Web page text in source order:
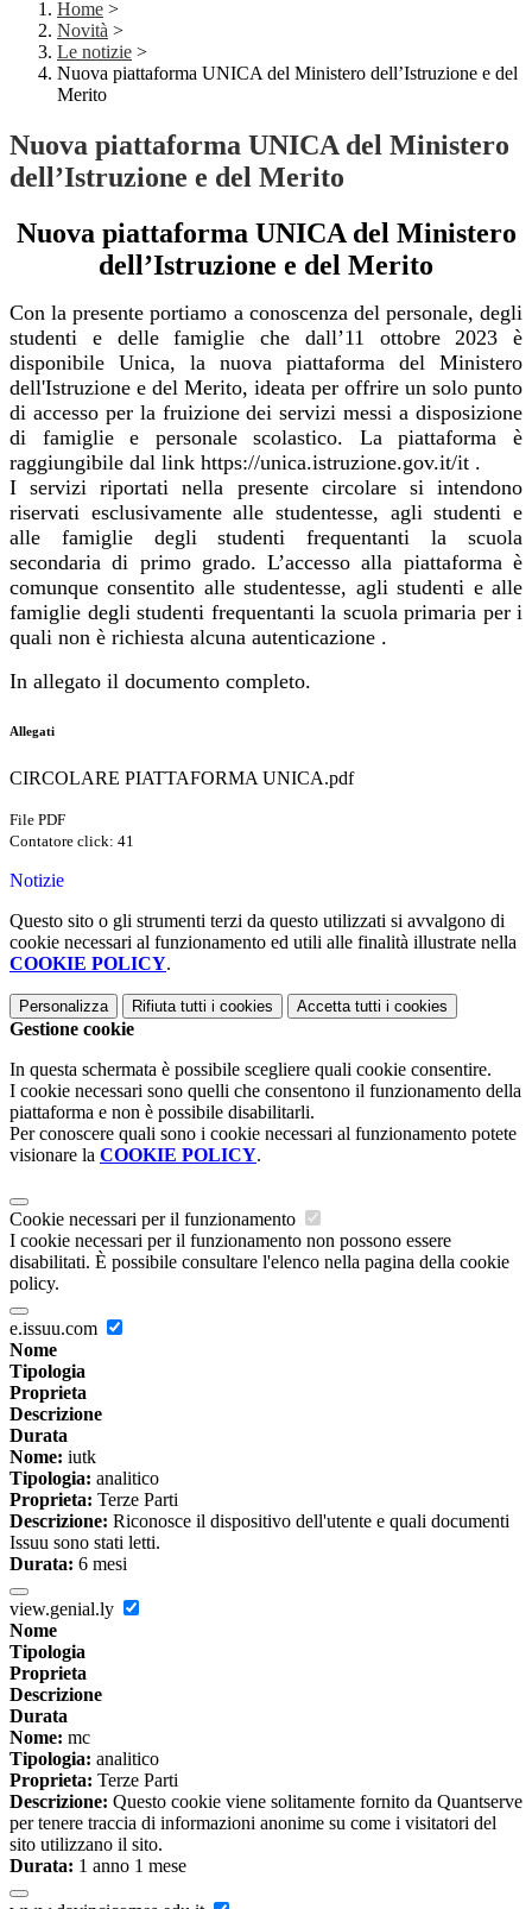
Home >
Novità >
Le notizie >
Nuova piattaforma UNICA del Ministero dell’Istruzione e del
Merito
Nuova piattaforma UNICA del Ministero
dell’Istruzione e del Merito
Nuova piattaforma UNICA del Ministero
dell’Istruzione e del Merito
Con la presente portiamo a conoscenza del personale, degli
studenti e delle famiglie che dall’11 ottobre 2023 è
disponibile Unica, la nuova piattaforma del Ministero
dell'Istruzione e del Merito, ideata per offrire un solo punto
di accesso per la fruizione dei servizi messi a disposizione
di famiglie e personale scolastico. La piattaforma è
raggiungibile dal link https://unica.istruzione.gov.it/it .
I servizi riportati nella presente circolare si intendono
riservati esclusivamente alle studentesse, agli studenti e
alle famiglie degli studenti frequentanti la scuola
secondaria di primo grado. L’accesso alla piattaforma è
comunque consentito alle studentesse, agli studenti e alle
famiglie degli studenti frequentanti la scuola primaria per i
quali non è richiesta alcuna autenticazione .
In allegato il documento completo.
Allegati
CIRCOLARE PIATTAFORMA UNICA.pdf
File PDF
Contatore click: 41
Notizie
Questo sito o gli strumenti terzi da questo utilizzati si avvalgono di
cookie necessari al funzionamento ed utili alle finalità illustrate nella
COOKIE POLICY.
Personalizza Rifiuta tutti i cookies Accetta tutti i cookies
Gestione cookie
In questa schermata è possibile scegliere quali cookie consentire.
I cookie necessari sono quelli che consentono il funzionamento della
piattaforma e non è possibile disabilitarli.
Per conoscere quali sono i cookie necessari al funzionamento potete
visionare la COOKIE POLICY.
Cookie necessari per il funzionamento
I cookie necessari per il funzionamento non possono essere
disabilitati. È possibile consultare l'elenco nella pagina della cookie
policy.
e.issuu.com
Nome
Tipologia
Proprieta
Descrizione
Durata
Nome: iutk
Tipologia: analitico
Proprieta: Terze Parti
Descrizione: Riconosce il dispositivo dell'utente e quali documenti
Issuu sono stati letti.
Durata: 6 mesi
view.genial.ly
Nome
Tipologia
Proprieta
Descrizione
Durata
Nome: mc
Tipologia: analitico
Proprieta: Terze Parti
Descrizione: Questo cookie viene solitamente fornito da Quantserve
per tenere traccia di informazioni anonime su come i visitatori del
sito utilizzano il sito.
Durata: 1 anno 1 mese